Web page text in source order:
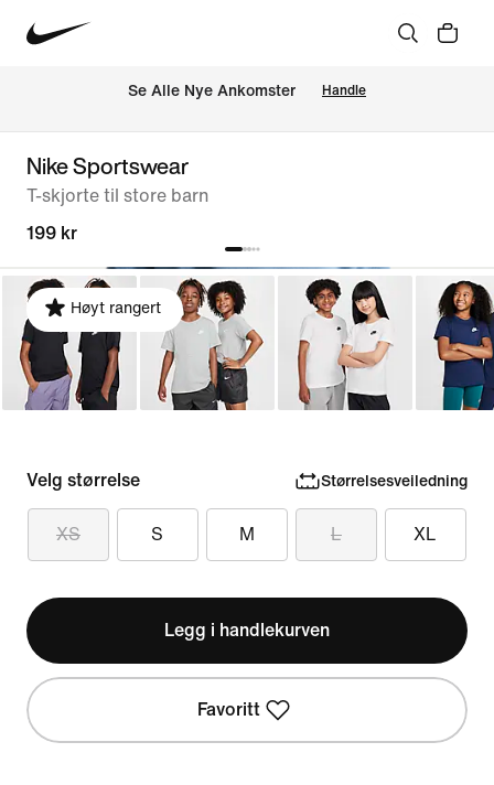
Se Alle Nye Ankomster Handle
Nike Sportswear
T-skjorte til store barn
199 kr
Høyt rangert
Velg størrelse Størrelsesveiledning
XS S M L XL
Legg i handlekurven
Favoritt